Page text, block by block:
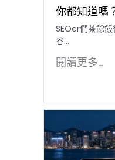
你都知道嗎
SEOer們茶餘
谷...
閱讀更多...